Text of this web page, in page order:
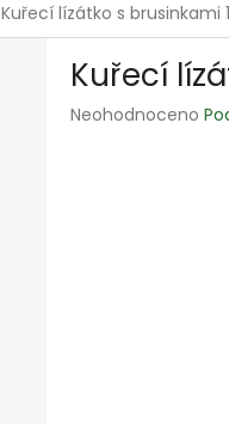
Kuřecí lízátko s brusinkami
Kuřecí
Průměrné
Neohodnoceno